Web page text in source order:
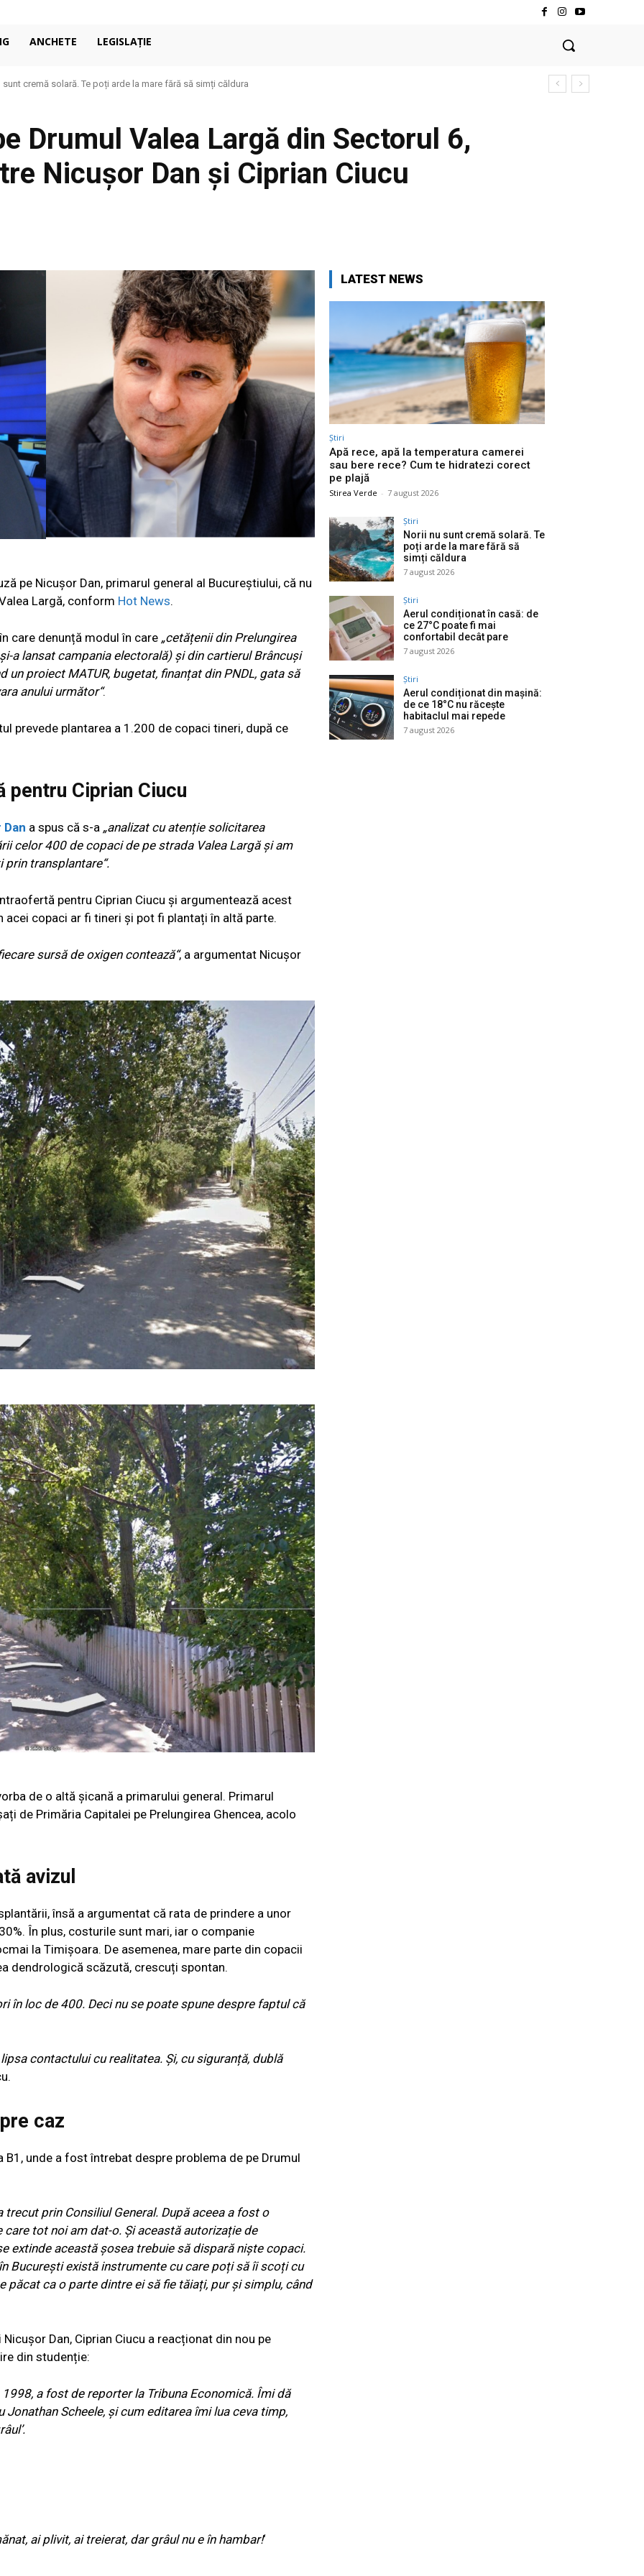
ANCHETE LEGISLAȚIE
cremă solară. Te poți arde la mare fără să simți căldura
în casă: de ce 27°C poate fi mai confortabil decât pare
Drumul Valea Largă din Sectorul 6,
Nicușor Dan și Ciprian Ciucu
pe Nicușor Dan, primarul general al Bucureștiului, că nu
Largă, conform Hot News.
care denunță modul în care „cetățenii din Prelungirea
a lansat campania electorală) și din cartierul Brâncuși
proiect MATUR, bugetat, finanțat din PNDL, gata să
anului următor“.
prevede plantarea a 1.200 de copaci tineri, după ce
Ciprian Ciucu
a spus că s-a „analizat cu atenție solicitarea
celor 400 de copaci de pe strada Valea Largă și am
transplantare“.
pentru Ciprian Ciucu și argumentează acest
copaci ar fi tineri și pot fi plantați în altă parte.
sursă de oxigen contează“, a argumentat Nicușor
de o altă șicană a primarului general. Primarul
de Primăria Capitalei pe Prelungirea Ghencea, acolo
avizul
însă a argumentat că rata de prindere a unor
În plus, costurile sunt mari, iar o companie
la Timișoara. De asemenea, mare parte din copacii
dendrologică scăzută, crescuți spontan.
în loc de 400. Deci nu se poate spune despre faptul că
contactului cu realitatea. Și, cu siguranță, dublă
caz
unde a fost întrebat despre problema de pe Drumul
prin Consiliul General. După aceea a fost o
tot noi am dat-o. Și această autorizație de
extinde această șosea trebuie să dispară niște copaci.
București există instrumente cu care poți să îi scoți cu
păcat ca o parte dintre ei să fie tăiați, pur și simplu, când
Dan, Ciprian Ciucu a reacționat din nou pe
din studenție:
a fost de reporter la Tribuna Economică. Îmi dă
Scheele, și cum editarea îmi lua ceva timp,
ai plivit, ai treierat, dar grâul nu e în hambar!‘
LATEST NEWS
Știri
Apă rece, apă la temperatura camerei
sau bere rece? Cum te hidratezi corect
pe plajă
Stirea Verde - 7 august 2026
Știri
Norii nu sunt cremă solară. Te
poți arde la mare fără să
simți căldura
7 august 2026
Știri
Aerul condiționat în casă: de
ce 27°C poate fi mai
confortabil decât pare
7 august 2026
Știri
Aerul condiționat din mașină:
de ce 18°C nu răcește
habitaclul mai repede
7 august 2026